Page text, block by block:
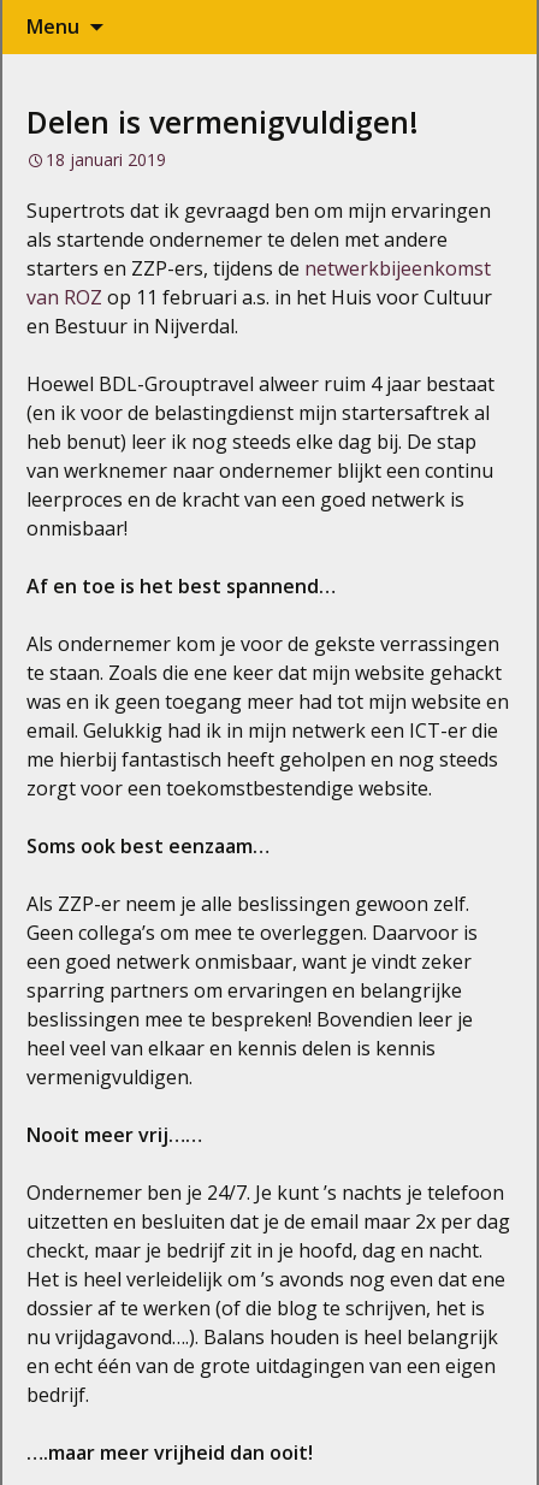
Menu
Delen is vermenigvuldigen!
18 januari 2019
Supertrots dat ik gevraagd ben om mijn ervaringen
als startende ondernemer te delen met andere
starters en ZZP-ers, tijdens de netwerkbijeenkomst
van ROZ op 11 februari a.s. in het Huis voor Cultuur
en Bestuur in Nijverdal.
Hoewel BDL-Grouptravel alweer ruim 4 jaar bestaat
(en ik voor de belastingdienst mijn startersaftrek al
heb benut) leer ik nog steeds elke dag bij. De stap
van werknemer naar ondernemer blijkt een continu
leerproces en de kracht van een goed netwerk is
onmisbaar!
Af en toe is het best spannend…
Als ondernemer kom je voor de gekste verrassingen
te staan. Zoals die ene keer dat mijn website gehackt
was en ik geen toegang meer had tot mijn website en
email. Gelukkig had ik in mijn netwerk een ICT-er die
me hierbij fantastisch heeft geholpen en nog steeds
zorgt voor een toekomstbestendige website.
Soms ook best eenzaam…
Als ZZP-er neem je alle beslissingen gewoon zelf.
Geen collega’s om mee te overleggen. Daarvoor is
een goed netwerk onmisbaar, want je vindt zeker
sparring partners om ervaringen en belangrijke
beslissingen mee te bespreken! Bovendien leer je
heel veel van elkaar en kennis delen is kennis
vermenigvuldigen.
Nooit meer vrij……
Ondernemer ben je 24/7. Je kunt ’s nachts je telefoon
uitzetten en besluiten dat je de email maar 2x per dag
checkt, maar je bedrijf zit in je hoofd, dag en nacht.
Het is heel verleidelijk om ’s avonds nog even dat ene
dossier af te werken (of die blog te schrijven, het is
nu vrijdagavond….). Balans houden is heel belangrijk
en echt één van de grote uitdagingen van een eigen
bedrijf.
….maar meer vrijheid dan ooit!